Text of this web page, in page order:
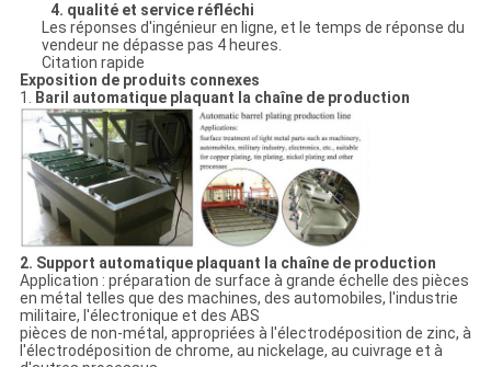
4. qualité et service réfléchi
Les réponses d'ingénieur en ligne, et le temps de réponse du
vendeur ne dépasse pas 4 heures.
Citation rapide
Exposition de produits connexes
1. Baril automatique plaquant la chaîne de production
2. Support automatique plaquant la chaîne de production
Application : préparation de surface à grande échelle des pièces
en métal telles que des machines, des automobiles, l'industrie
militaire, l'électronique et des ABS
pièces de non-métal, appropriées à l'électrodéposition de zinc, à
l'électrodéposition de chrome, au nickelage, au cuivrage et à